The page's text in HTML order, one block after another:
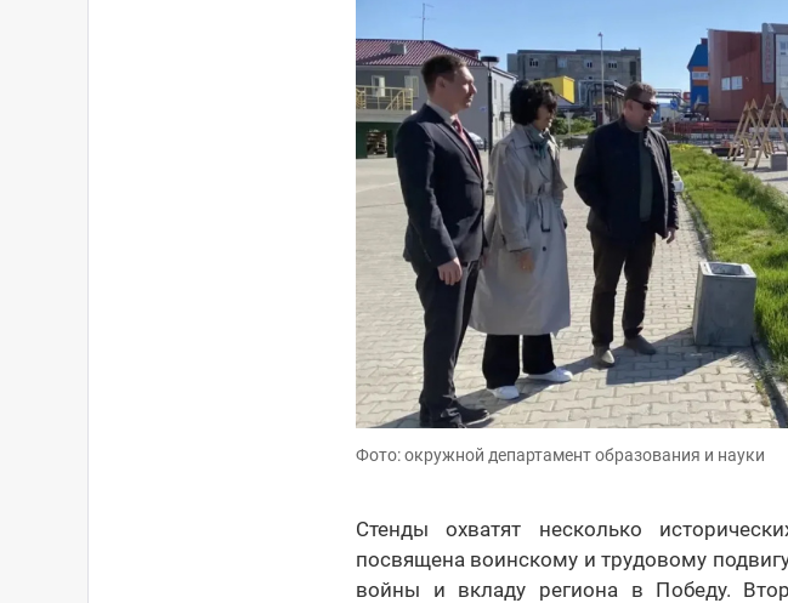
Фото: окружной департамент образования и науки
Стенды охватят несколько
посвящена воинскому и трудовому
войны и вкладу региона в Победу.